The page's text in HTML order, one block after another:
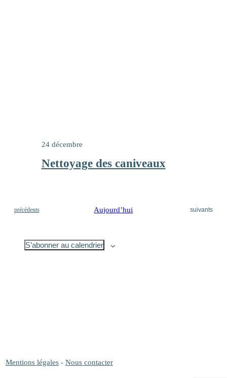
Nettoyage des caniveaux
24 décembre
Évènements
précédents Aujourd’hui Évènements
suivants
S’abonner au calendrier
Mentions légales - Nous contacter